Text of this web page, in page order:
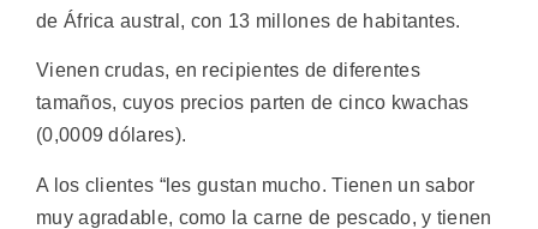
de África austral, con 13 millones de habitantes.
Vienen crudas, en recipientes de diferentes
tamaños, cuyos precios parten de cinco kwachas
(0,0009 dólares).
A los clientes “les gustan mucho. Tienen un sabor
muy agradable, como la carne de pescado, y tienen